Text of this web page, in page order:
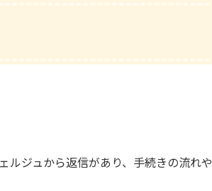
ルジュから返信があり、手続きの流れや